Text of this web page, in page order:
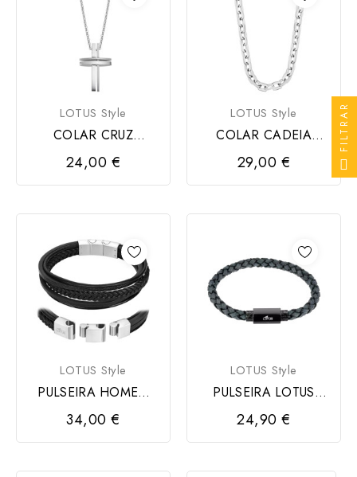
LOTUS Style
COLAR CRUZ
HOMEM LOTUS
STYLE
24,00 €
LOTUS Style
COLAR CADEIA
HOMEM LOTUS
STYLE
29,00 €
LOTUS Style
PULSEIRA HOMEM
LOTUS STYLE
34,00 €
LOTUS Style
PULSEIRA LOTUS
STYLE URBAN MAN
24,90 €
FILTRAR